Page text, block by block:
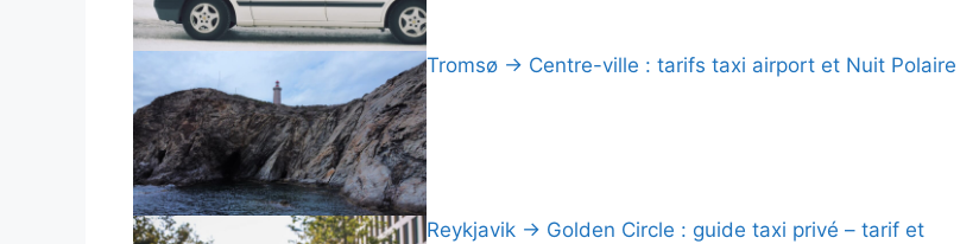
Tromsø → Centre-ville : tarifs taxi airport et Nuit Polaire
Reykjavik → Golden Circle : guide taxi privé – tarif et